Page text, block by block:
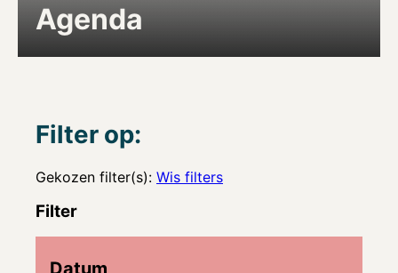
Agenda
Filter op:
Gekozen filter(s): Wis filters
Filter